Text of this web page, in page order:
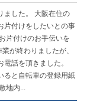
ました。 大阪在住の
片付けをしたいとの事
片付けのお手伝いを
が終わりましたが、
話を頂きました。
ると自転車の登録用紙
地内...